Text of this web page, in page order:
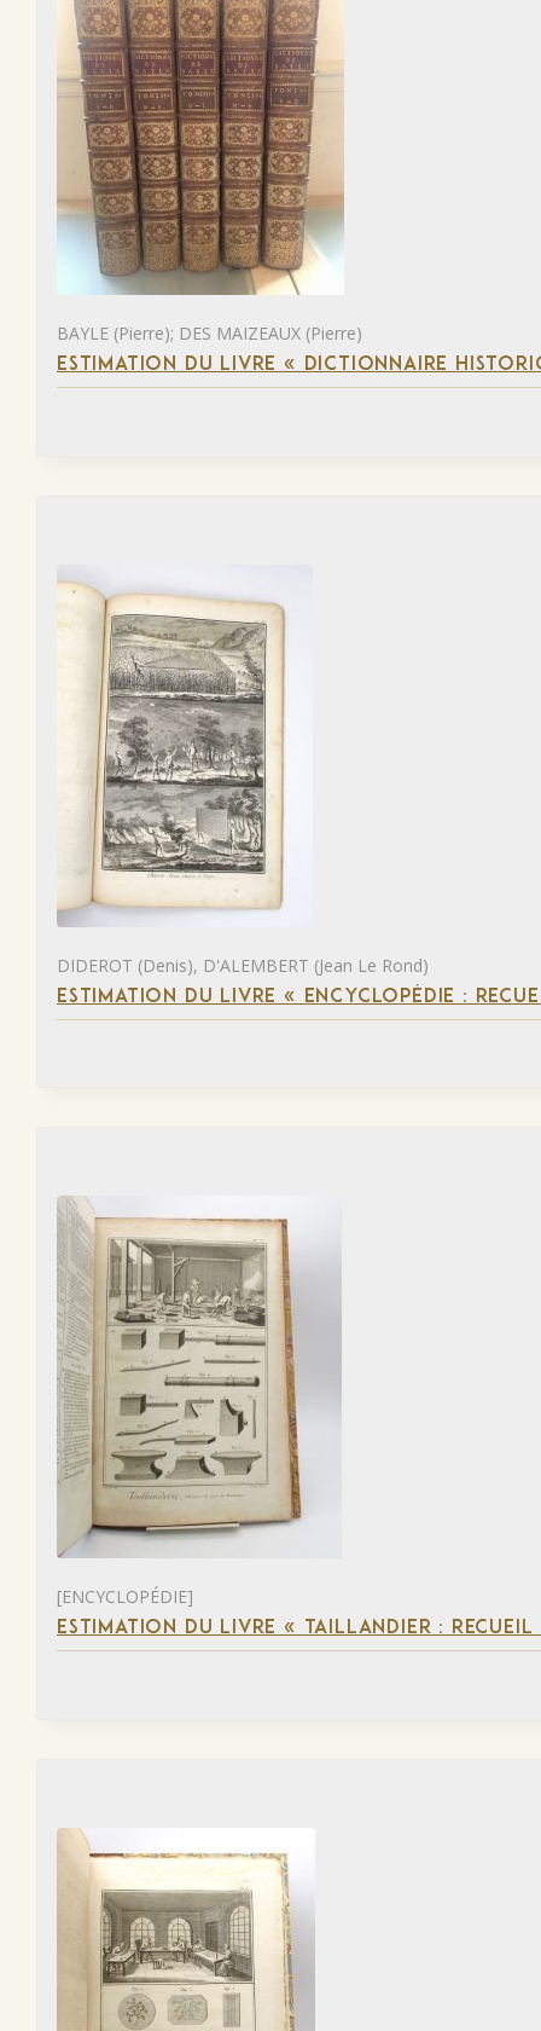
BAYLE (Pierre); DES MAIZEAUX (Pierre)
ESTIMATION DU LIVRE « DICTIONNAIRE
DIDEROT (Denis), D'ALEMBERT (Jean Le Rond)
ESTIMATION DU LIVRE « ENCYCLOPÉDIE :
[ENCYCLOPÉDIE]
ESTIMATION DU LIVRE « TAILLANDIER : RECUEIL